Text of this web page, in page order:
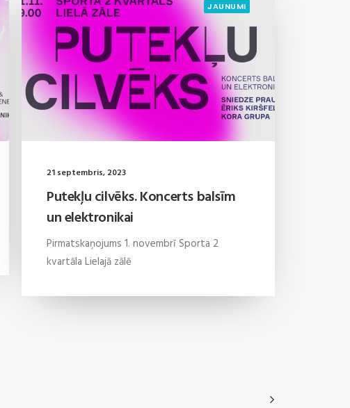
JAUNUMI
21 septembris, 2023
Putekļu cilvēks. Koncerts balsīm
un elektronikai
Pirmatskaņojums 1. novembrī Sporta 2
kvartāla Lielajā zālē